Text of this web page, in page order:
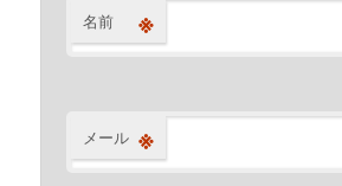
名前 ※
メール ※